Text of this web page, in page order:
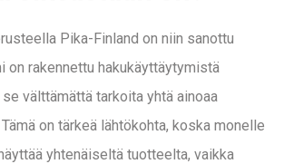
Pika-Finland on niin sanottu
on rakennettu hakukäyttäytymistä
välttämättä tarkoita yhtä ainoaa
on tärkeä lähtökohta, koska monelle
yhtenäiseltä tuotteelta, vaikka